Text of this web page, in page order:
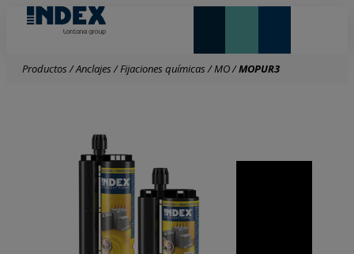
Productos/Anclajes/Fijaciones químicas/MO/MOPUR3